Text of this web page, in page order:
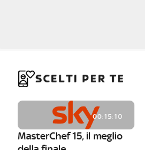
SCELTI PER TE
00:15:10
MasterChef 15, il meglio